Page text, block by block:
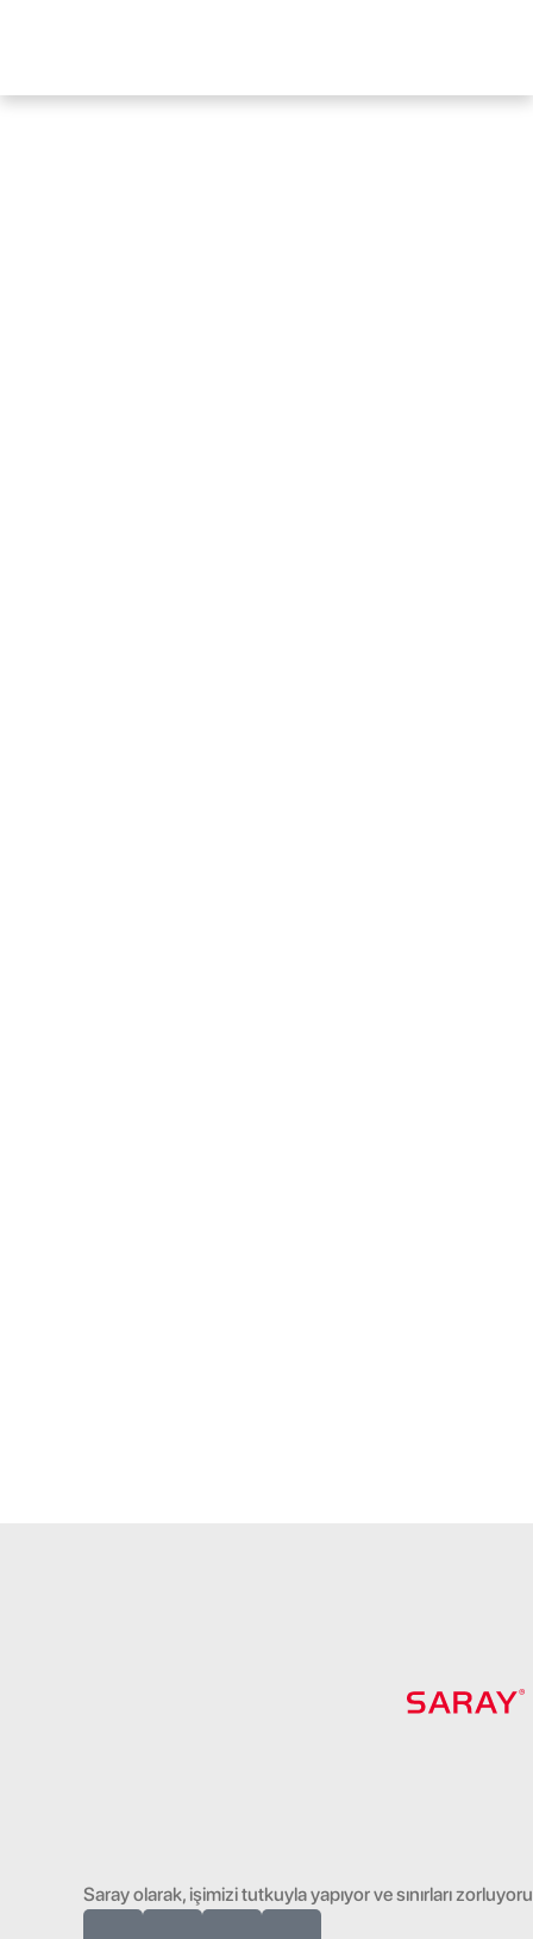
Saray olarak, işimizi tutkuyla yapıyor ve sınırları